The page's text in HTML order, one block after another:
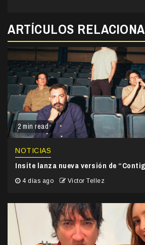
ARTÍCULOS
2 min read
NOTICIAS
Insite lanza nueva versión de
4 días ago Victor Tellez